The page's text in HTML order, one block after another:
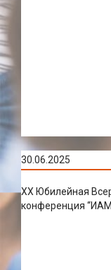
30.06.2025
XX Юбилейная
конференция